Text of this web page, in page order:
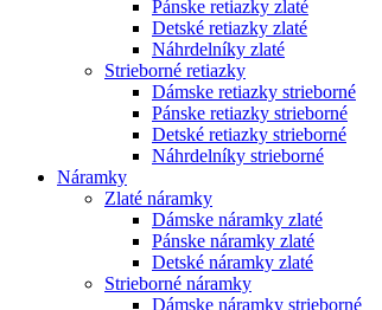
Pánske retiazky zlaté
Detské retiazky zlaté
Náhrdelníky zlaté
Strieborné retiazky
Dámske retiazky strieborné
Pánske retiazky strieborné
Detské retiazky strieborné
Náhrdelníky strieborné
Náramky
Zlaté náramky
Dámske náramky zlaté
Pánske náramky zlaté
Detské náramky zlaté
Strieborné náramky
Dámske náramky strieborné